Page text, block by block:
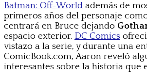
Batman: Off-World además de
primeros años del personaje
centrará en Bruce dejando
espacio exterior. DC Comics
vistazo a la serie, y durante una
ComicBook.com, Aaron reveló
interesantes sobre la historia que